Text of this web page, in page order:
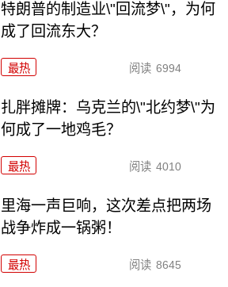
特朗普的制造业\"回流梦\"，为何
成了回流东大？
最热 阅读 6994
扎胖摊牌：乌克兰的\"北约梦\"为
何成了一地鸡毛？
最热 阅读 4010
里海一声巨响，这次差点把两场
战争炸成一锅粥！
最热 阅读 8645